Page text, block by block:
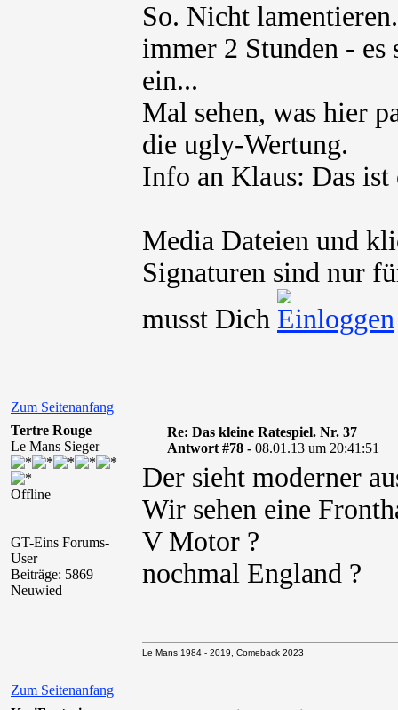
So. Nicht
immer 2 Stunden - es
ein...
Mal sehen, was hier
die ugly-Wertung.
Info an Klaus: Das
Media Dateien und
Signaturen sind nur
musst Dich
Zum Seitenanfang
Tertre Rouge
Le Mans Sieger
Offline
GT-Eins Forums-
User
Beiträge: 5869
Neuwied
Re: Das kleine Ratespiel. Nr. 37
Antwort #78 - 08.01.13 um 20:41:51
Der sieht moderner
Wir sehen eine
V Motor ?
nochmal England ?
Zum Seitenanfang
Le Mans 1984 - 2019, Comeback 2023